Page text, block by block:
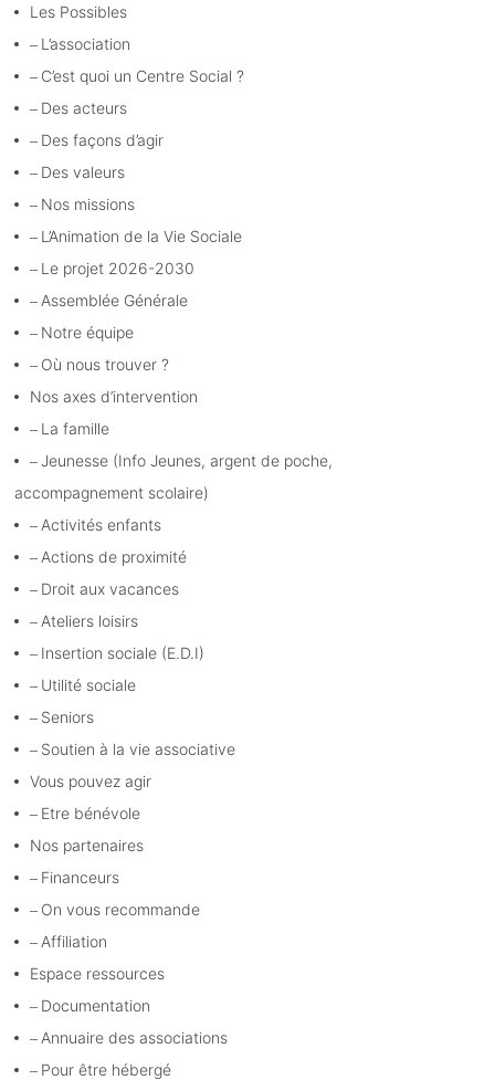
Les Possibles
L’association
C’est quoi un Centre Social ?
Des acteurs
Des façons d’agir
Des valeurs
Nos missions
L’Animation de la Vie Sociale
Le projet 2026-2030
Assemblée Générale
Notre équipe
Où nous trouver ?
Nos axes d’intervention
La famille
Jeunesse (Info Jeunes, argent de poche,
accompagnement scolaire)
Activités enfants
Actions de proximité
Droit aux vacances
Ateliers loisirs
Insertion sociale (E.D.I)
Utilité sociale
Seniors
Soutien à la vie associative
Vous pouvez agir
Etre bénévole
Nos partenaires
Financeurs
On vous recommande
Affiliation
Espace ressources
Documentation
Annuaire des associations
Pour être hébergé